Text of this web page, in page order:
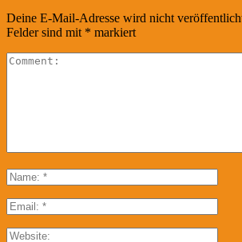
Deine E-Mail-Adresse wird nicht
Felder sind mit * markiert